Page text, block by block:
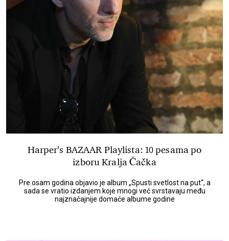
Harper’s BAZAAR Playlista: 10 pesama po
izboru Kralja Čačka
Pre osam godina objavio je album „Spusti svetlost na put“, a
sada se vratio izdanjem koje mnogi već svrstavaju među
najznačajnije domaće albume godine